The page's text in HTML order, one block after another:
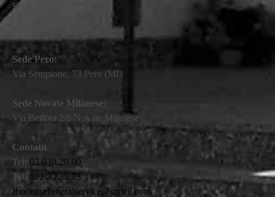
Sede Arese:
Via Mattei, 32 Arese (MI)
Sede Pero:
Via Sempione, 73 Pero (MI)
Sede Novate Milanese:
Via Bertola 2/b Novate Milanese
Contatti
Tel: 02.930.20.00
Tel. 02.930.35.73
rhodensefuneralservice@gmail.com